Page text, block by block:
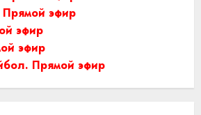
эфир
эфир
эфир
Прямой эфир